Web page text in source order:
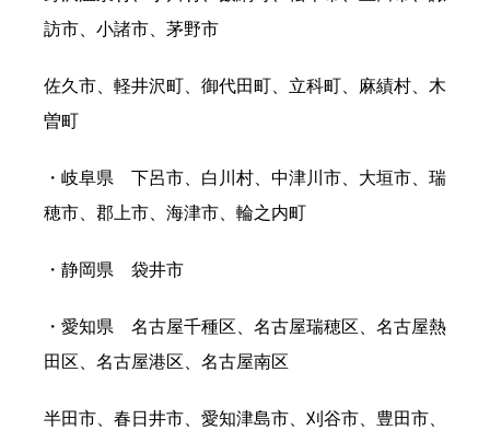
訪市、小諸市、茅野市
佐久市、軽井沢町、御代田町、立科町、麻績村、木
曽町
・岐阜県 下呂市、白川村、中津川市、大垣市、瑞
穂市、郡上市、海津市、輪之内町
・静岡県 袋井市
・愛知県 名古屋千種区、名古屋瑞穂区、名古屋熱
田区、名古屋港区、名古屋南区
半田市、春日井市、愛知津島市、刈谷市、豊田市、